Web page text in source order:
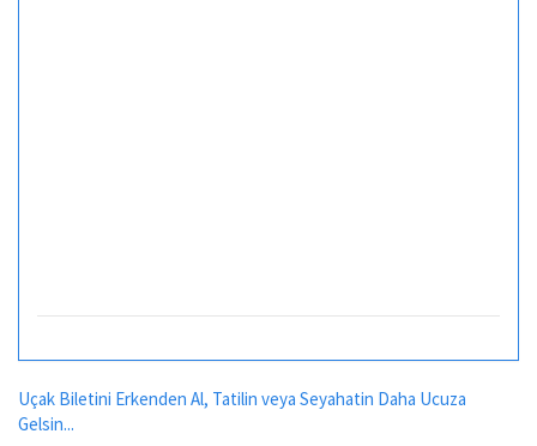
Uçak Biletini Erkenden Al, Tatilin veya Seyahatin Daha Ucuza
Gelsin...